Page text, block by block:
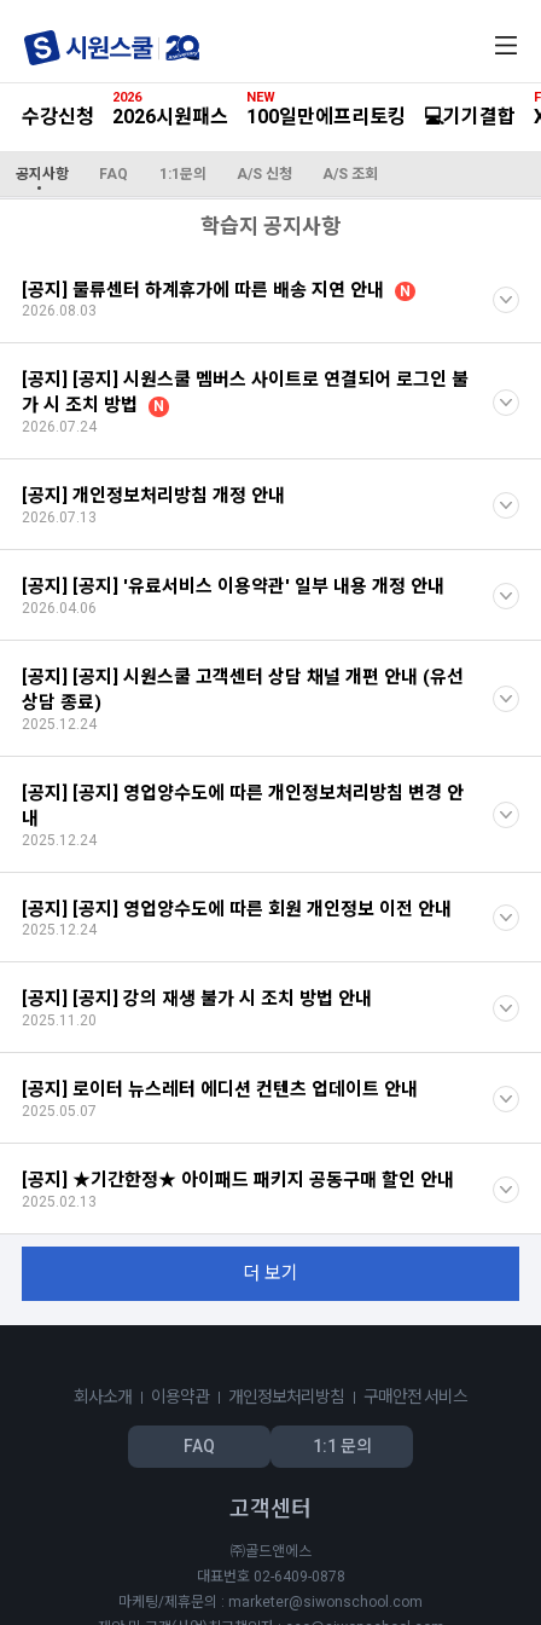
메
수강신청 2026시원패스
2026
100일만에프리토킹
NEW
💻기기결합
공지사항 FAQ 1:1문의 A/S 신청 A/S 조회
학습지 공지사항
[공지] 물류센터 하계휴가에 따른 배송 지연 안내
N
2026.08.03
[공지] [공지] 시원스쿨 멤버스 사이트로 연결되어 로그인 불
가 시 조치 방법
N
2026.07.24
[공지] 개인정보처리방침 개정 안내
2026.07.13
[공지] [공지] '유료서비스 이용약관' 일부 내용 개정 안내
2026.04.06
[공지] [공지] 시원스쿨 고객센터 상담 채널 개편 안내 (유선
상담 종료)
2025.12.24
[공지] [공지] 영업양수도에 따른 개인정보처리방침 변경 안
내
2025.12.24
[공지] [공지] 영업양수도에 따른 회원 개인정보 이전 안내
2025.12.24
[공지] [공지] 강의 재생 불가 시 조치 방법 안내
2025.11.20
[공지] 로이터 뉴스레터 에디션 컨텐츠 업데이트 안내
2025.05.07
[공지] ★기간한정★ 아이패드 패키지 공동구매 할인 안내
2025.02.13
더 보기
회사소개 이용약관 개인정보처리방침 구매안전 서비스
FAQ 1:1 문의
고객센터
㈜골드앤에스
대표번호 02-6409-0878
마케팅/제휴문의 : marketer@siwonschool.com